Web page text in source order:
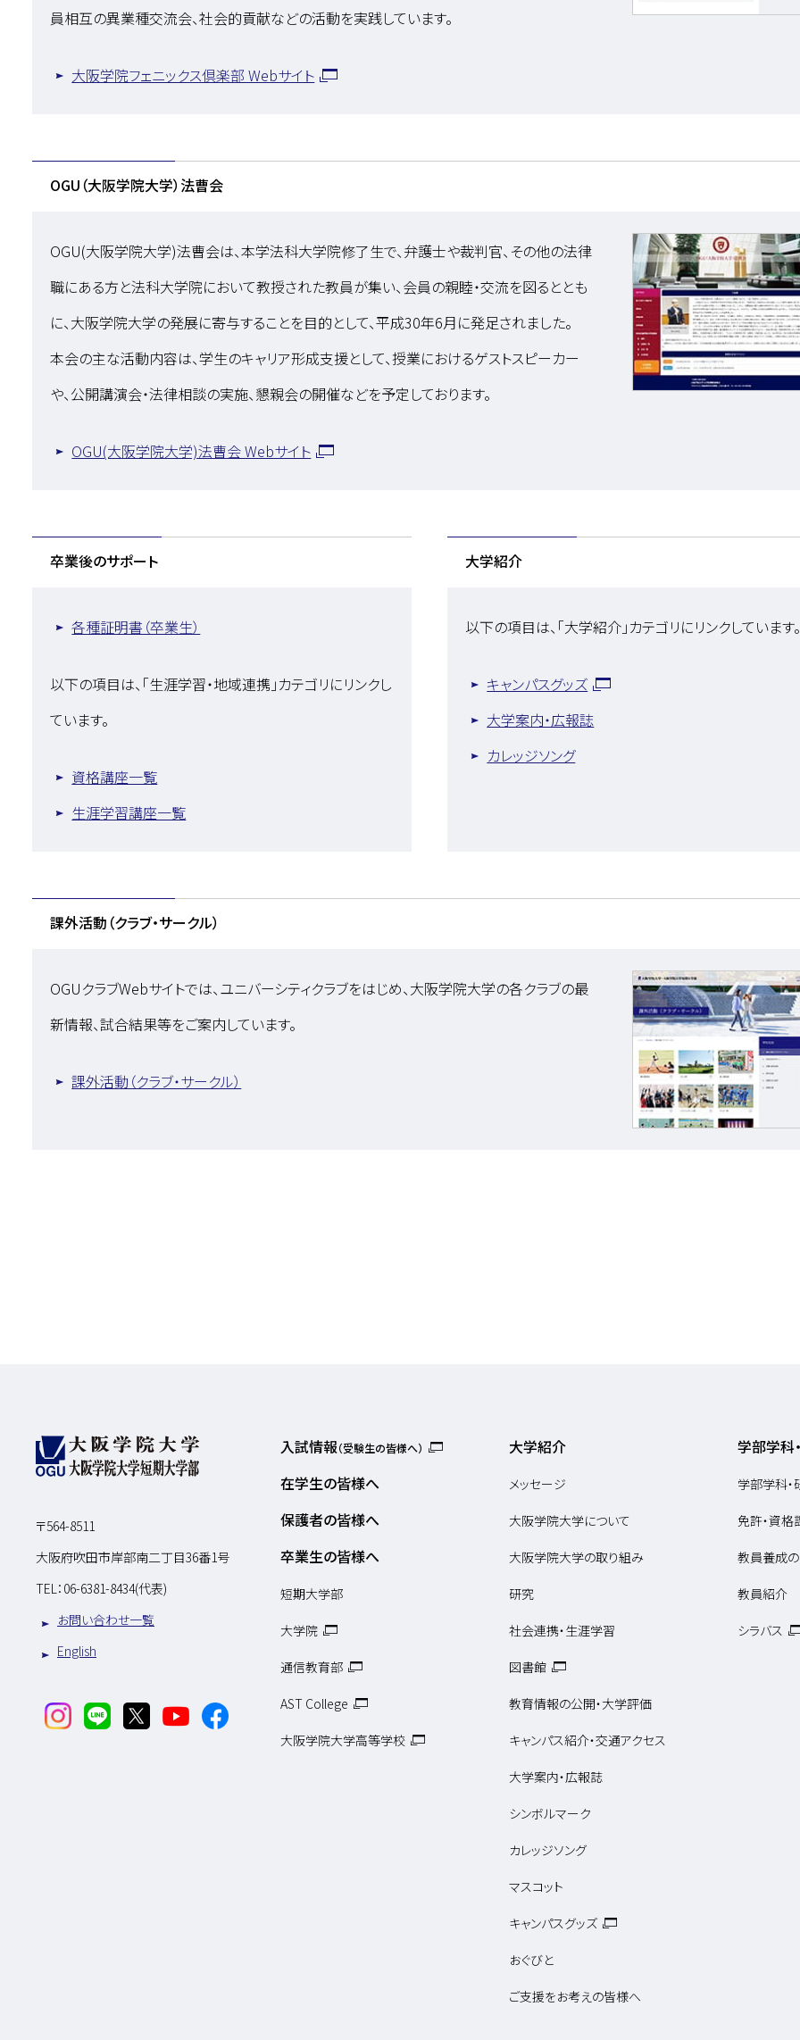
員相互の異業種交流会、社会的貢献などの活動を実践しています。
大阪学院フェニックス倶楽部 Webサイト
OGU（大阪学院大学）法曹会
OGU(大阪学院大学)法曹会は、本学法科大学院修了生で、弁護士や裁判官、その他の法律
職にある方と法科大学院において教授された教員が集い、会員の親睦・交流を図るととも
に、大阪学院大学の発展に寄与することを目的として、平成30年6月に発足されました。
本会の主な活動内容は、学生のキャリア形成支援として、授業におけるゲストスピーカー
や、公開講演会・法律相談の実施、懇親会の開催などを予定しております。
OGU(大阪学院大学)法曹会 Webサイト
卒業後のサポート
各種証明書（卒業生）
以下の項目は、「生涯学習・地域連携」カテゴリにリンクし
ています。
資格講座一覧
生涯学習講座一覧
大学紹介
以下の項目は、「大学紹介」カテゴリにリンクしています
キャンパスグッズ
大学案内・広報誌
カレッジソング
課外活動（クラブ・サークル）
OGUクラブWebサイトでは、ユニバーシティクラブをはじめ、大阪学院大学の各クラブの最
新情報、試合結果等をご案内しています。
課外活動（クラブ・サークル）
〒564-8511
大阪府吹田市岸部南二丁目36番1号
TEL： 06-6381-8434(代表)
お問い合わせ一覧
English
入試情報（受験生の皆様へ）
在学生の皆様へ
保護者の皆様へ
卒業生の皆様へ
短期大学部
大学院
通信教育部
AST College
大阪学院大学高等学校
大学紹介
メッセージ
大阪学院大学について
大阪学院大学の取り組み
研究
社会連携・生涯学習
図書館
教育情報の公開・大学評価
キャンパス紹介・交通アクセス
大学案内・広報誌
シンボルマーク
カレッジソング
マスコット
キャンパスグッズ
おぐびと
ご支援をお考えの皆様へ
学部学科
学部学科
免許・資格
教員養成
教員紹介
シラバス